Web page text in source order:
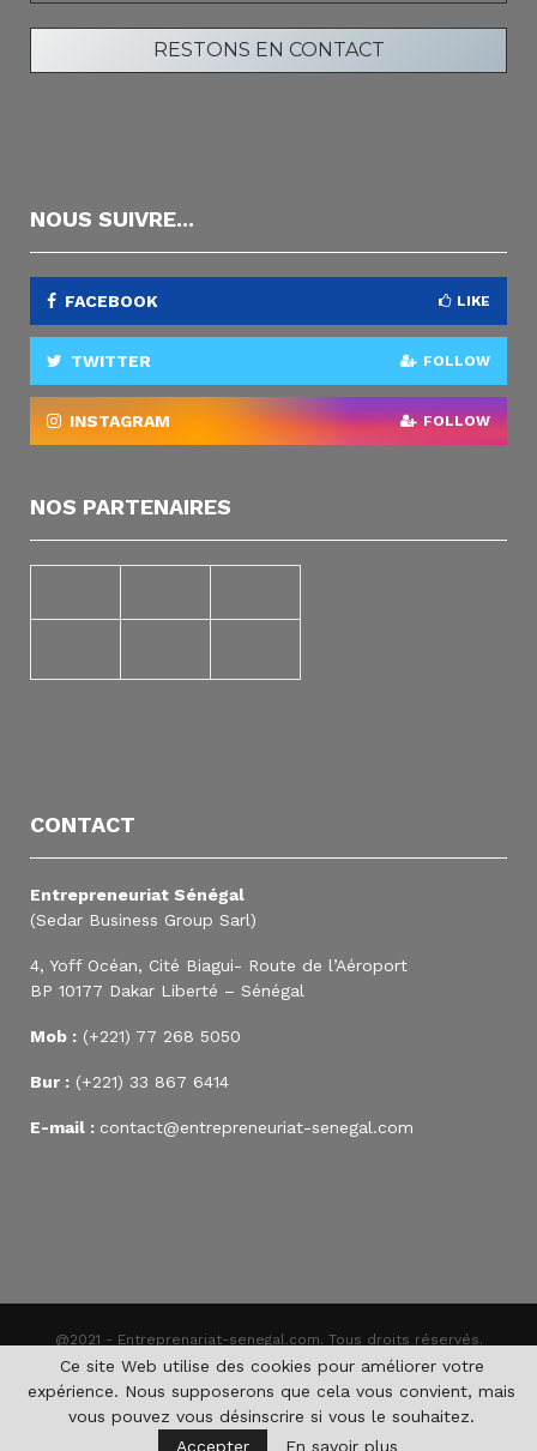
NOUS SUIVRE...
FACEBOOK LIKE
TWITTER FOLLOW
INSTAGRAM FOLLOW
NOS PARTENAIRES
CONTACT
Entrepreneuriat Sénégal
(Sedar Business Group Sarl)
4, Yoff Océan, Cité Biagui- Route de l’Aéroport
BP 10177 Dakar Liberté – Sénégal
Mob : (+221) 77 268 5050
Bur : (+221) 33 867 6414
E-mail : contact@entrepreneuriat-senegal.com
@2021 - Entreprenariat-senegal.com. Tous droits réservés.
Ce site Web utilise des cookies pour améliorer votre
expérience. Nous supposerons que cela vous convient, mais
vous pouvez vous désinscrire si vous le souhaitez.
Accepter
En savoir plus